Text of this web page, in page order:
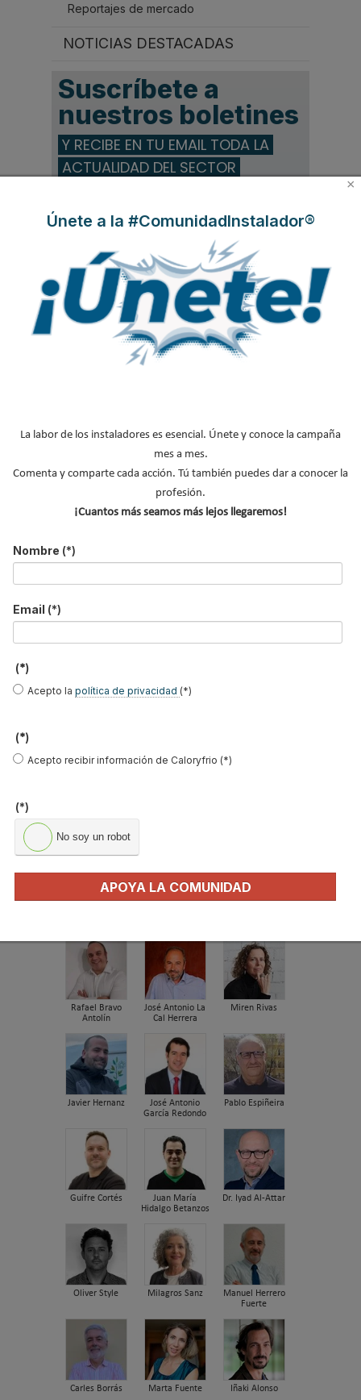
Reportajes de mercado
NOTICIAS DESTACADAS
Suscríbete a
nuestros boletines
Y RECIBE EN TU EMAIL TODA LA
ACTUALIDAD DEL SECTOR
Email *
Ocupación
Acepto lapolítica de privacidad
Enviar
Recuperadores de calor: qué son, cómo
acondicionado
soluciones
tecnología para…
Rafael Bravo
Antolín
José Antonio La
Cal Herrera
Miren Rivas
Javier Hernanz
José Antonio
García Redondo
Pablo Espiñeira
Guifre Cortés
Juan María
Hidalgo Betanzos
Dr. Iyad Al-Attar
Oliver Style Milagros Sanz
Manuel Herrero
Fuerte
Carles Borrás Marta Fuente Iñaki Alonso
×
Únete a la #ComunidadInstalador®
La labor de los instaladores es esencial. Únete y conoce la campaña
mes a mes.
Comenta y comparte cada acción. Tú también puedes dar a conocer la
profesión.
¡Cuantos más seamos más lejos llegaremos!
Nombre (*)
Email (*)
(*)
Acepto la política de privacidad (*)
(*)
Acepto recibir información de Caloryfrio (*)
(*)
No soy un robot
APOYA LA COMUNIDAD